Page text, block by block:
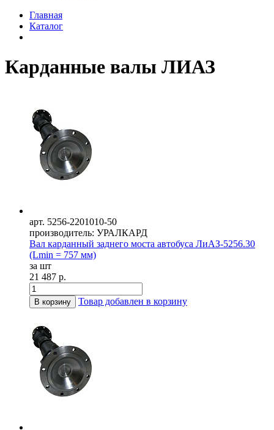
Главная
Каталог
Карданные валы ЛИАЗ
арт. 5256-2201010-50
производитель: УРАЛКАРД
Вал карданный заднего моста автобуса ЛиАЗ-5256.30
(Lmin = 757 мм)
за шт
21 487 р.
В корзину Товар добавлен в корзину